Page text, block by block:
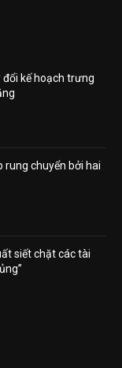
đổi kế hoạch trưng
rung chuyển bởi hai
siết chặt các tài